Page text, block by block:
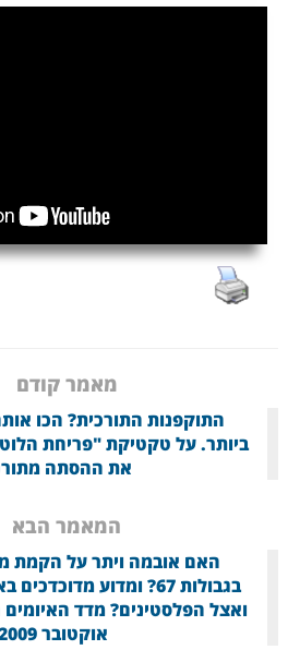
מאמר קודם
התוקפנות התורכית? הכו
ביותר. על טקטיקת "פריחת
את ההסתה
המאמר הבא
האם אובמה ויתר על הקמת
בגבולות 67? ומדוע
ואצל הפלסטינים? מדד האיומים
אוקטובר 2009